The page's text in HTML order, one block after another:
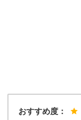
おすすめ度：